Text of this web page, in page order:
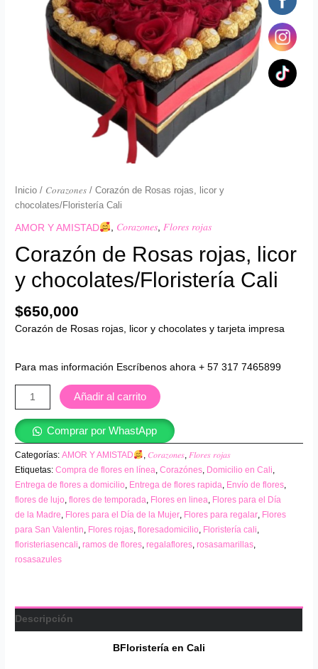
Inicio / 𝐶𝑜𝑟𝑎𝑧𝑜𝑛𝑒𝑠 / Corazón de Rosas rojas, licor y
chocolates/Floristería Cali
AMOR Y AMISTAD , 𝐶𝑜𝑟𝑎𝑧𝑜𝑛𝑒𝑠, 𝐹𝑙𝑜𝑟𝑒𝑠 𝑟𝑜𝑗𝑎𝑠
Corazón de Rosas rojas, licor
y chocolates/Floristería Cali
$650,000
Corazón de Rosas rojas, licor y chocolates y tarjeta impresa
Para mas información Escríbenos ahora + 57 317 7465899
Añadir al carrito
Comprar por WhastApp
Categorías:AMOR Y AMISTAD , 𝐶𝑜𝑟𝑎𝑧𝑜𝑛𝑒𝑠,𝐹𝑙𝑜𝑟𝑒𝑠 𝑟𝑜𝑗𝑎𝑠
Etiquetas:Compra de flores en línea,Corazónes, Domicilio en Cali,
Entrega de flores a domicilio, Entrega de flores rapida, Envío de flores,
flores de lujo,flores de temporada, Flores en linea, Flores para el Día
de la Madre, Flores para el Día de la Mujer, Flores para regalar, Flores
para San Valentin, Flores rojas,floresadomicilio, Floristería cali,
floristeriasencali,ramos de flores,regalaflores,rosasamarillas,
rosasazules
Descripción
BFloristería en Cali